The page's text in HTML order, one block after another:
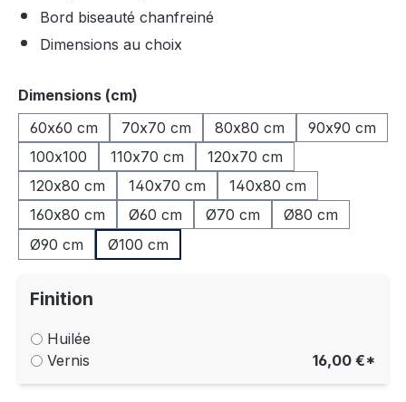
Bord biseauté chanfreiné
Dimensions au choix
Sélectionnez
Dimensions (cm)
60x60 cm
70x70 cm 80x80 cm
90x90 cm
100x100
110x70 cm
120x70 cm
120x80 cm
140x70 cm
140x80 cm
160x80 cm
Ø60 cm Ø70 cm
Ø80 cm
Ø90 cm
Ø100 cm
Finition
Huilée
Vernis
16,00 €*